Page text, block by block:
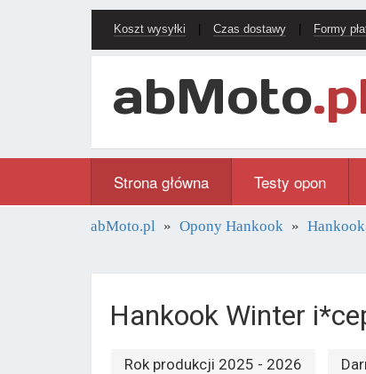
Koszt wysyłki Czas dostawy Formy
Strona główna Testy opon
abMoto.pl Opony Hankook
Hankook Winter
Rok produkcji 2025 - 2026